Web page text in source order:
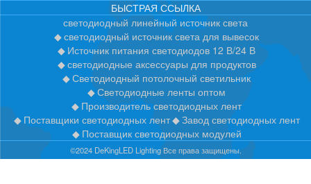
БЫСТРАЯ ССЫЛКА
светодиодный линейный источник света
светодиодный источник света для вывесок
Источник питания светодиодов 12 В/24 В
светодиодные аксессуары для продуктов
Светодиодный потолочный светильник
Светодиодные ленты оптом
Производитель светодиодных лент
Поставщики светодиодных лент
Завод светодиодных лент
Поставщик светодиодных модулей
©2024 DeKingLED Lighting Все права защищены.